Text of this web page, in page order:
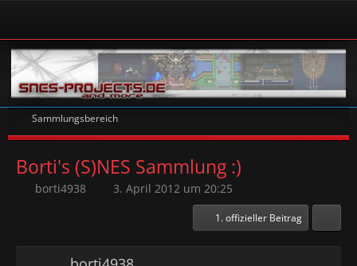
Sammlungsbereich
Borti's (S)NES Sammlung :)
borti4938 3. April 2012 um 20:25
1. offizieller Beitrag